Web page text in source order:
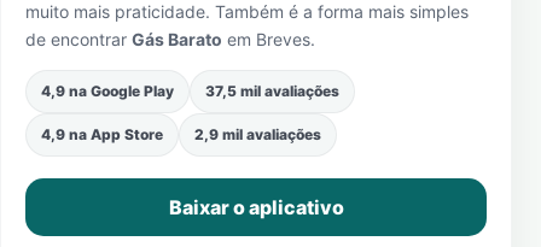
muito mais praticidade. Também é a forma mais simples
de encontrar Gás Barato em Breves.
4,9 na Google Play 37,5 mil avaliações
4,9 na App Store 2,9 mil avaliações
Baixar o aplicativo